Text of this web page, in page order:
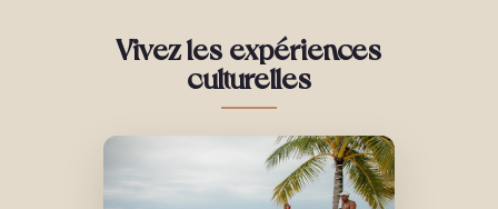
Vivez les expériences
culturelles